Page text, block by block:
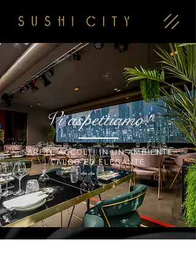
Vi aspettiamo!
SARETE ACCOLTI IN UN AMBIENTE
CALDO ED ELEGANTE